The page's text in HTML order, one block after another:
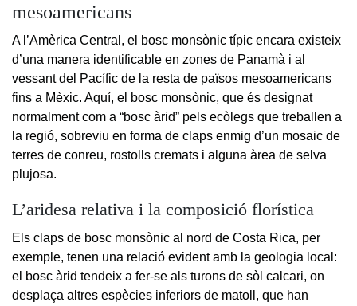
mesoamericans
A l’Amèrica Central, el bosc monsònic típic encara existeix
d’una manera identificable en zones de Panamà i al
vessant del Pacífic de la resta de països mesoamericans
fins a Mèxic. Aquí, el bosc monsònic, que és designat
normalment com a “bosc àrid” pels ecòlegs que treballen a
la regió, sobreviu en forma de claps enmig d’un mosaic de
terres de conreu, rostolls cremats i alguna àrea de selva
plujosa.
L’aridesa relativa i la composició florística
Els claps de bosc monsònic al nord de Costa Rica, per
exemple, tenen una relació evident amb la geologia local:
el bosc àrid tendeix a fer-se als turons de sòl calcari, on
desplaça altres espècies inferiors de matoll, que han